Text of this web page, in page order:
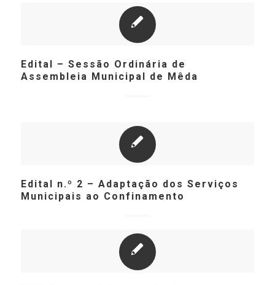
Edital – Sessão Ordinária de
Assembleia Municipal de Mêda
Edital n.º 2 – Adaptação dos Serviços
Municipais ao Confinamento